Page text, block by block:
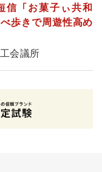
信 「お菓子ぃ共和
べ歩きで周遊性高め
会議所